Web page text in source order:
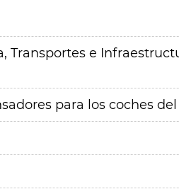
Transportes e
para los coches